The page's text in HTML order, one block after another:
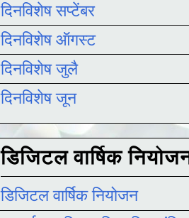
दिनविशेष सप्टेंबर
दिनविशेष ऑगस्ट
दिनविशेष जुलै
दिनविशेष जून
डिजिटल वार्षिक
डिजिटल वार्षिक नियोजन